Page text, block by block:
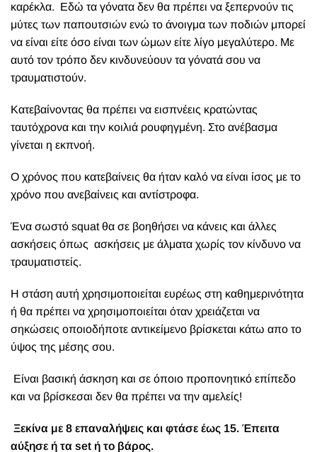
καρέκλα. Εδώ τα γόνατα δεν θα πρέπει να ξεπερνούν τις
μύτες των παπουτσιών ενώ το άνοιγμα των ποδιών μπορεί
να είναι είτε όσο είναι των ώμων είτε λίγο μεγαλύτερο. Με
αυτό τον τρόπο δεν κινδυνεύουν τα γόνατά σου να
τραυματιστούν.
Κατεβαίνοντας θα πρέπει να εισπνέεις κρατώντας
ταυτόχρονα και την κοιλιά ρουφηγμένη. Στο ανέβασμα
γίνεται η εκπνοή.
Ο χρόνος που κατεβαίνεις θα ήταν καλό να είναι ίσος με το
χρόνο που ανεβαίνεις και αντίστροφα.
Ένα σωστό squat θα σε βοηθήσει να κάνεις και άλλες
ασκήσεις όπως ασκήσεις με άλματα χωρίς τον κίνδυνο να
τραυματιστείς.
Η στάση αυτή χρησιμοποιείται ευρέως στη καθημερινότητα
ή θα πρέπει να χρησιμοποιείται όταν χρειάζεται να
σηκώσεις οποιοδήποτε αντικείμενο βρίσκεται κάτω απο το
ύψος της μέσης σου.
Είναι βασική άσκηση και σε όποιο προπονητικό επίπεδο
και να βρίσκεσαι δεν θα πρέπει να την αμελείς!
Ξεκίνα με 8 επαναλήψεις και φτάσε έως 15. Έπειτα
αύξησε ή τα set ή το βάρος.